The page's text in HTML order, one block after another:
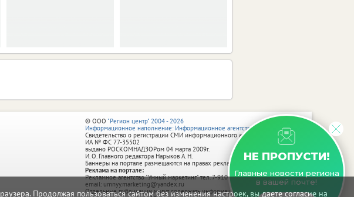
Продолжая пользоваться сайтом без изменения настроек, вы даете согласие на
НЕ ПРОПУСТИ!
Главные новости региона
в вашей почте!
© ООО "Регион центр" 2004 - 2026
Информационное наполнение: Информационное агентство vRossii.ru
Свидетельство о регистрации СМИ информационного агентства vRossii.ru
ИА № ФС 77‑35502
выдано РОСКОМНАДЗОРом 04 марта 2009г.
И. О. Главного редактора Нарыков А. Н.
Баннеры на портале размещаются на правах рекламы.
Реклама на портале:
Рекламное агентство "Умный маркетинг" тел. 7-910-267-70-40,
email: umnyy.marketing@yandex.ru
Отдельные публикации могут содержать информацию, не предназначенную